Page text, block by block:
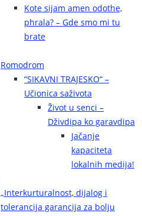
Kote sijam amen odothe,
phrala? – Gde smo mi tu
brate
Romodrom
“SIKAVNI TRAJESKO“ –
Učionica saživota
Život u senci –
Dživdipa ko garavdipa
Jačanje
kapaciteta
lokalnih medija!
„Interkurturalnost, dijalog i
tolerancija garancija za bolju